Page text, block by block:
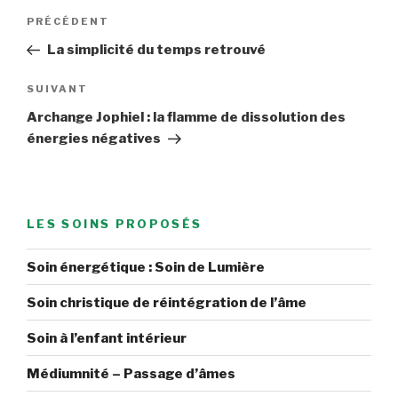
Navigation
l’article
Article
précédent
PRÉCÉDENT
La simplicité du temps retrouvé
Article
suivant
SUIVANT
Archange Jophiel : la flamme de dissolution des
énergies négatives
LES SOINS PROPOSÉS
Soin énergétique : Soin de Lumière
Soin christique de réintégration de l’âme
Soin à l’enfant intérieur
Médiumnité – Passage d’âmes